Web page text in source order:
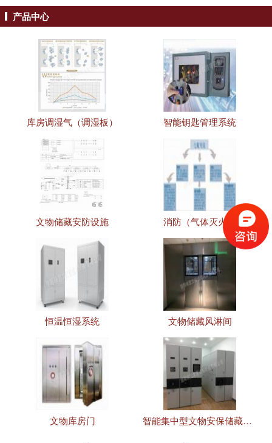
产品中心
库房调湿气（调湿板） 智能钥匙管理系统
文物储藏安防设施 消防（气体灭火）
恒温恒湿系统 文物储藏风淋间
文物库房门 智能集中型文物安保储藏设施